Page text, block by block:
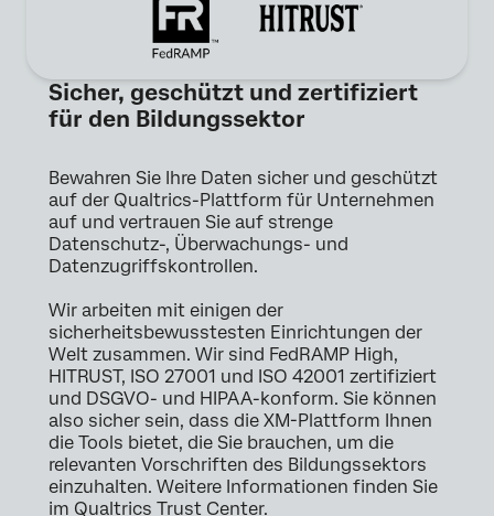
Sicher, geschützt und zertifiziert
für den Bildungssektor
Bewahren Sie Ihre Daten sicher und geschützt
auf der Qualtrics-Plattform für Unternehmen
auf und vertrauen Sie auf strenge
Datenschutz-, Überwachungs- und
Datenzugriffskontrollen.
Wir arbeiten mit einigen der
sicherheitsbewusstesten Einrichtungen der
Welt zusammen. Wir sind FedRAMP High,
HITRUST, ISO 27001 und ISO 42001 zertifiziert
und DSGVO- und HIPAA-konform. Sie können
also sicher sein, dass die XM-Plattform Ihnen
die Tools bietet, die Sie brauchen, um die
relevanten Vorschriften des Bildungssektors
einzuhalten. Weitere Informationen finden Sie
im Qualtrics Trust Center.